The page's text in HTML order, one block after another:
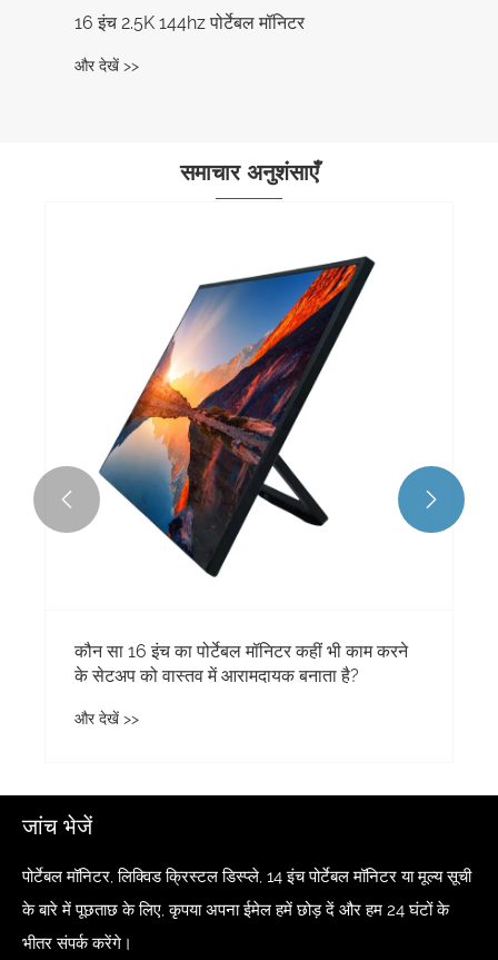
16 इंच 2.5K 144hz पोर्टेबल मॉनिटर
और देखें >>
समाचार अनुशंसाएँ
कौन सा 16 इंच का पोर्टेबल मॉनिटर कहीं भी काम करने
के सेटअप को वास्तव में आरामदायक बनाता है?
और देखें >>
 
जांच भेजें
पोर्टेबल मॉनिटर, लिक्विड क्रिस्टल डिस्प्ले, 14 इंच पोर्टेबल मॉनिटर या मूल्य सूची
के बारे में पूछताछ के लिए, कृपया अपना ईमेल हमें छोड़ दें और हम 24 घंटों के
भीतर संपर्क करेंगे।